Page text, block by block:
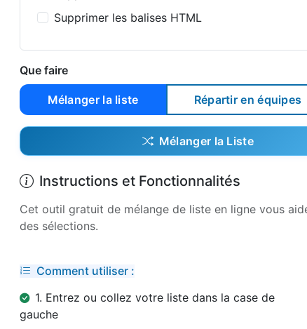
Supprimer les balises HTML
Que faire
Mélanger la liste Répartir en équipes
Mélanger la Liste
Instructions et Fonctionnalités
Cet outil gratuit de mélange de liste en ligne vous
des sélections.
Comment utiliser :
1. Entrez ou collez votre liste dans la case de
gauche